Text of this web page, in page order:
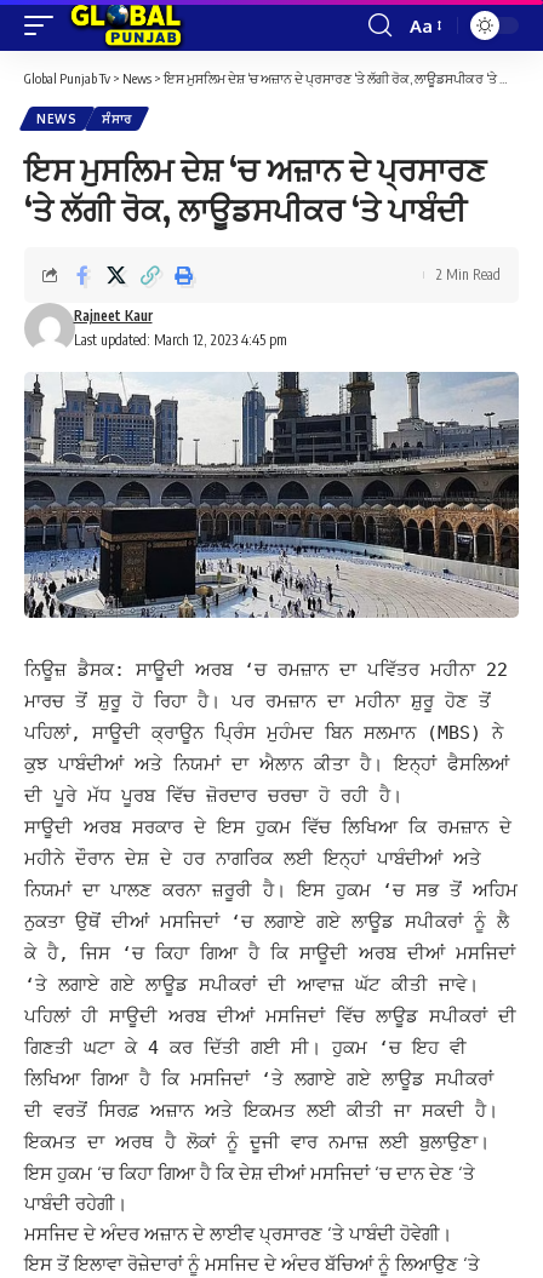
Font
Resizer
Aa
Global Punjab Tv > News >ਇਸ ਮੁਸਲਿਮ ਦੇਸ਼ ‘ਚ ਅਜ਼ਾਨ ਦੇ ਪ੍ਰਸਾਰਣ ‘ਤੇ ਲੱਗੀ ਰੋਕ, ਲਾਊਡਸਪੀਕਰ ‘ਤੇ ਪਾਬੰਦੀ
NEWS ਸੰਸਾਰ
ਇਸ ਮੁਸਲਿਮ ਦੇਸ਼ ‘ਚ ਅਜ਼ਾਨ ਦੇ ਪ੍ਰਸਾਰਣ
‘ਤੇ ਲੱਗੀ ਰੋਕ, ਲਾਊਡਸਪੀਕਰ ‘ਤੇ ਪਾਬੰਦੀ
Last updated: March 12, 2023 4:45 pm
Rajneet Kaur
2 Min Read
ਨਿਊਜ਼ ਡੈਸਕ: ਸਾਊਦੀ ਅਰਬ ‘ਚ ਰਮਜ਼ਾਨ ਦਾ ਪਵਿੱਤਰ ਮਹੀਨਾ 22
ਮਾਰਚ ਤੋਂ ਸ਼ੁਰੂ ਹੋ ਰਿਹਾ ਹੈ। ਪਰ ਰਮਜ਼ਾਨ ਦਾ ਮਹੀਨਾ ਸ਼ੁਰੂ ਹੋਣ ਤੋਂ
ਪਹਿਲਾਂ, ਸਾਊਦੀ ਕ੍ਰਾਊਨ ਪ੍ਰਿੰਸ ਮੁਹੰਮਦ ਬਿਨ ਸਲਮਾਨ (MBS) ਨੇ
ਕੁਝ ਪਾਬੰਦੀਆਂ ਅਤੇ ਨਿਯਮਾਂ ਦਾ ਐਲਾਨ ਕੀਤਾ ਹੈ। ਇਨ੍ਹਾਂ ਫੈਸਲਿਆਂ
ਦੀ ਪੂਰੇ ਮੱਧ ਪੂਰਬ ਵਿੱਚ ਜ਼ੋਰਦਾਰ ਚਰਚਾ ਹੋ ਰਹੀ ਹੈ।
ਸਾਊਦੀ ਅਰਬ ਸਰਕਾਰ ਦੇ ਇਸ ਹੁਕਮ ਵਿੱਚ ਲਿਖਿਆ ਕਿ ਰਮਜ਼ਾਨ ਦੇ
ਮਹੀਨੇ ਦੌਰਾਨ ਦੇਸ਼ ਦੇ ਹਰ ਨਾਗਰਿਕ ਲਈ ਇਨ੍ਹਾਂ ਪਾਬੰਦੀਆਂ ਅਤੇ
ਨਿਯਮਾਂ ਦਾ ਪਾਲਣ ਕਰਨਾ ਜ਼ਰੂਰੀ ਹੈ। ਇਸ ਹੁਕਮ ‘ਚ ਸਭ ਤੋਂ ਅਹਿਮ
ਨੁਕਤਾ ਉਥੋਂ ਦੀਆਂ ਮਸਜਿਦਾਂ ‘ਚ ਲਗਾਏ ਗਏ ਲਾਊਡ ਸਪੀਕਰਾਂ ਨੂੰ ਲੈ
ਕੇ ਹੈ, ਜਿਸ ‘ਚ ਕਿਹਾ ਗਿਆ ਹੈ ਕਿ ਸਾਊਦੀ ਅਰਬ ਦੀਆਂ ਮਸਜਿਦਾਂ
‘ਤੇ ਲਗਾਏ ਗਏ ਲਾਊਡ ਸਪੀਕਰਾਂ ਦੀ ਆਵਾਜ਼ ਘੱਟ ਕੀਤੀ ਜਾਵੇ।
ਪਹਿਲਾਂ ਹੀ ਸਾਊਦੀ ਅਰਬ ਦੀਆਂ ਮਸਜਿਦਾਂ ਵਿੱਚ ਲਾਊਡ ਸਪੀਕਰਾਂ ਦੀ
ਗਿਣਤੀ ਘਟਾ ਕੇ 4 ਕਰ ਦਿੱਤੀ ਗਈ ਸੀ। ਹੁਕਮ ‘ਚ ਇਹ ਵੀ
ਲਿਖਿਆ ਗਿਆ ਹੈ ਕਿ ਮਸਜਿਦਾਂ ‘ਤੇ ਲਗਾਏ ਗਏ ਲਾਊਡ ਸਪੀਕਰਾਂ
ਦੀ ਵਰਤੋਂ ਸਿਰਫ਼ ਅਜ਼ਾਨ ਅਤੇ ਇਕਮਤ ਲਈ ਕੀਤੀ ਜਾ ਸਕਦੀ ਹੈ।
ਇਕਮਤ ਦਾ ਅਰਥ ਹੈ ਲੋਕਾਂ ਨੂੰ ਦੂਜੀ ਵਾਰ ਨਮਾਜ਼ ਲਈ ਬੁਲਾਉਣਾ।
ਇਸ ਹੁਕਮ ‘ਚ ਕਿਹਾ ਗਿਆ ਹੈ ਕਿ ਦੇਸ਼ ਦੀਆਂ ਮਸਜਿਦਾਂ ‘ਚ ਦਾਨ ਦੇਣ ‘ਤੇ
ਪਾਬੰਦੀ ਰਹੇਗੀ।
ਮਸਜਿਦ ਦੇ ਅੰਦਰ ਅਜ਼ਾਨ ਦੇ ਲਾਈਵ ਪ੍ਰਸਾਰਣ ‘ਤੇ ਪਾਬੰਦੀ ਹੋਵੇਗੀ।
ਇਸ ਤੋਂ ਇਲਾਵਾ ਰੋਜ਼ੇਦਾਰਾਂ ਨੂੰ ਮਸਜਿਦ ਦੇ ਅੰਦਰ ਬੱਚਿਆਂ ਨੂੰ ਲਿਆਉਣ ‘ਤੇ